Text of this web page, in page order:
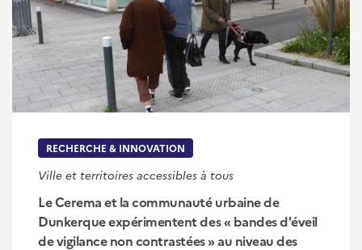
RECHERCHE & INNOVATION
Ville et territoires accessibles à tous
Le Cerema et la communauté urbaine de
Dunkerque expérimentent des « bandes d'éveil
de vigilance non contrastées » au niveau des